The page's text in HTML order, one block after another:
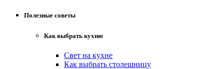
Полезные советы
Как выбрать кухню
Свет на кухне
Как выбрать столешницу